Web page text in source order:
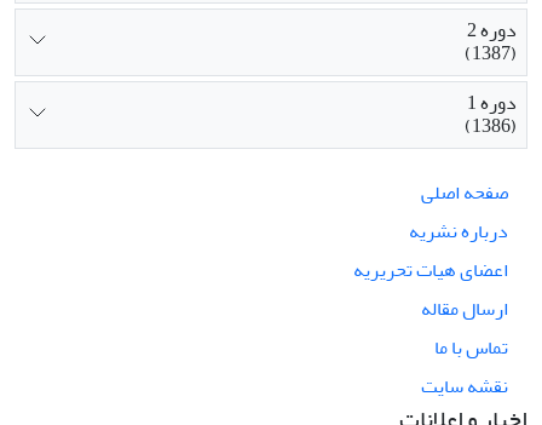
دوره 2
(1387)
دوره 1
(1386)
صفحه اصلی
درباره نشریه
اعضای هیات تحریریه
ارسال مقاله
تماس با ما
نقشه سایت